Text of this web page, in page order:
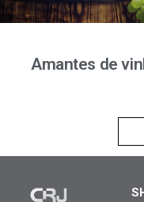
Amantes de